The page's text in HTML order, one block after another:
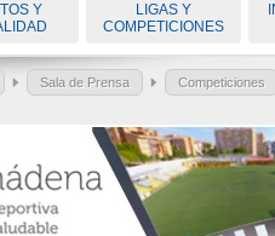
Y
LIGAS Y
COMPETICIONES
Sala de Prensa Competiciones